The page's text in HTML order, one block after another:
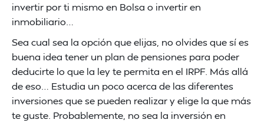
invertir por ti mismo en Bolsa o invertir en
inmobiliario…
Sea cual sea la opción que elijas, no olvides que sí es
buena idea tener un plan de pensiones para poder
deducirte lo que la ley te permita en el IRPF. Más allá
de eso… Estudia un poco acerca de las diferentes
inversiones que se pueden realizar y elige la que más
te guste. Probablemente, no sea la inversión en